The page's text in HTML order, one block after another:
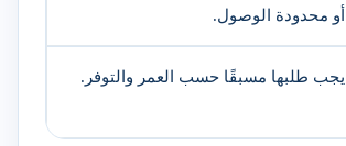
أو محدودة الوصول.
يجب طلبها مسبقًا حسب العمر والتوفر.